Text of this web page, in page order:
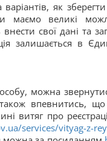
варіантів, як
маємо великі
свої дані та
залишається в
можна
впевнитись, що
витяг про
services/vityag-z-